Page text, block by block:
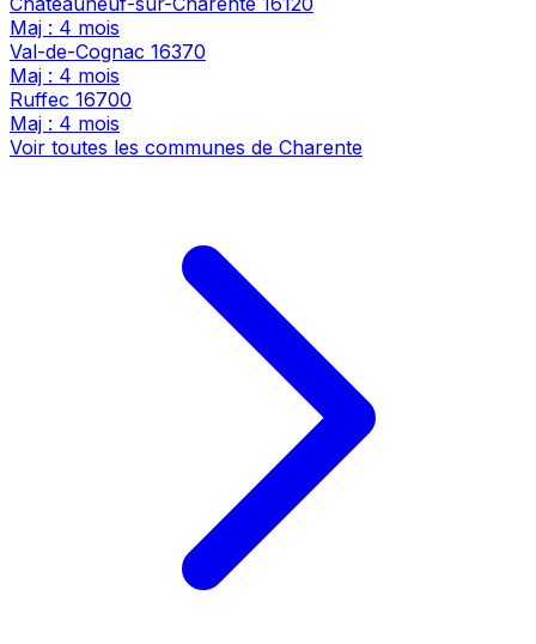
Maj : 4 mois
Val-de-Cognac 16370
Maj : 4 mois
Ruffec 16700
Maj : 4 mois
Voir toutes les communes de Charente